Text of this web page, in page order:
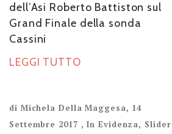
dell’Asi Roberto Battiston sul
Grand Finale della sonda
Cassini
LEGGI TUTTO
di Michela Della Maggesa, 14
Settembre 2017 ,In Evidenza, Slider